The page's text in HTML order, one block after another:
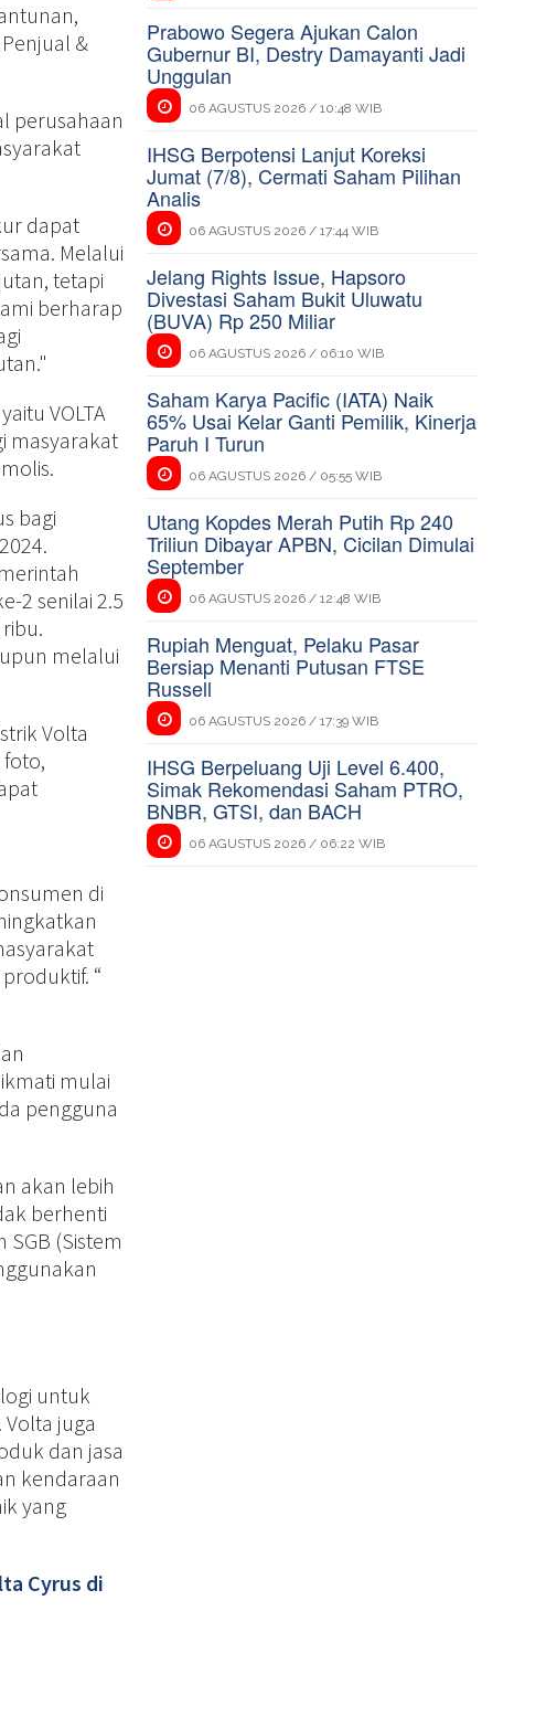
&
perusahaan
dapat
Melalui
tetapi
berharap
VOLTA
masyarakat
bagi
2 senilai 2.5
melalui
Volta
di
“
mulai
pengguna
akan lebih
berhenti
(Sistem
untuk
juga
dan jasa
kendaraan
yang
Cyrus di
Prabowo Segera Ajukan Calon
Gubernur BI, Destry Damayanti Jadi
Unggulan
06 AGUSTUS 2026 / 10:48 WIB
IHSG Berpotensi Lanjut Koreksi
Jumat (7/8), Cermati Saham Pilihan
Analis
06 AGUSTUS 2026 / 17:44 WIB
Jelang Rights Issue, Hapsoro
Divestasi Saham Bukit Uluwatu
(BUVA) Rp 250 Miliar
06 AGUSTUS 2026 / 06:10 WIB
Saham Karya Pacific (IATA) Naik
65% Usai Kelar Ganti Pemilik, Kinerja
Paruh I Turun
06 AGUSTUS 2026 / 05:55 WIB
Utang Kopdes Merah Putih Rp 240
Triliun Dibayar APBN, Cicilan Dimulai
September
06 AGUSTUS 2026 / 12:48 WIB
Rupiah Menguat, Pelaku Pasar
Bersiap Menanti Putusan FTSE
Russell
06 AGUSTUS 2026 / 17:39 WIB
IHSG Berpeluang Uji Level 6.400,
Simak Rekomendasi Saham PTRO,
BNBR, GTSI, dan BACH
06 AGUSTUS 2026 / 06:22 WIB